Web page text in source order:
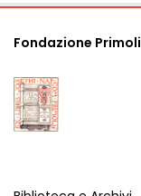
Fondazione Primoli